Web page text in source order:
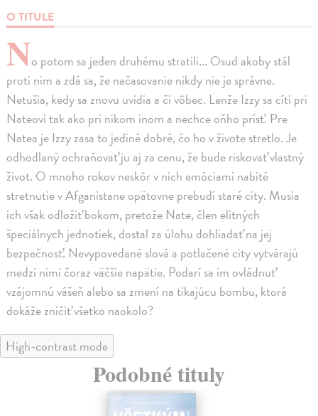
O TITULE
No potom sa jeden druhému stratili... Osud akoby stál
proti nim a zdá sa, že načasovanie nikdy nie je správne.
Netušia, kedy sa znovu uvidia a či vôbec. Lenže Izzy sa cíti pri
Nateovi tak ako pri nikom inom a nechce oňho prísť. Pre
Natea je Izzy zasa to jediné dobré, čo ho v živote stretlo. Je
odhodlaný ochraňovať ju aj za cenu, že bude riskovať vlastný
život. O mnoho rokov neskôr v nich emóciami nabité
stretnutie v Afganistane opätovne prebudí staré city. Musia
ich však odložiť bokom, pretože Nate, člen elitných
špeciálnych jednotiek, dostal za úlohu dohliadať na jej
bezpečnosť. Nevypovedané slová a potlačené city vytvárajú
medzi nimi čoraz väčšie napätie. Podarí sa im ovládnuť
vzájomnú vášeň alebo sa zmení na tikajúcu bombu, ktorá
dokáže zničiť všetko naokolo?
High-contrast mode
Podobné tituly